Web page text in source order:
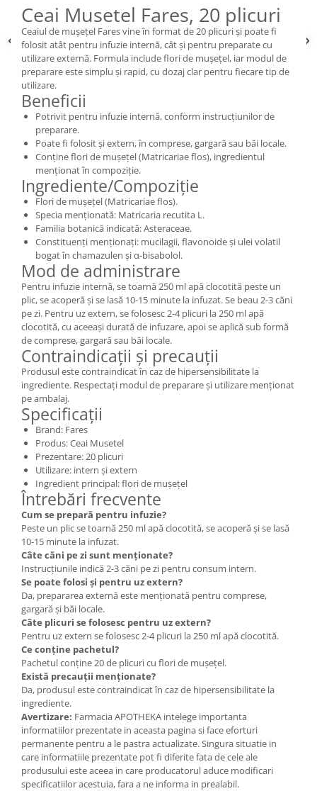
Ceai Musetel Fares, 20 plicuri
Ceaiul de mușețel Fares vine în format de 20 plicuri și poate fi
folosit atât pentru infuzie internă, cât și pentru preparate cu
utilizare externă. Formula include flori de mușețel, iar modul de
preparare este simplu și rapid, cu dozaj clar pentru fiecare tip de
utilizare.
Beneficii
Potrivit pentru infuzie internă, conform instrucțiunilor de
preparare.
Poate fi folosit și extern, în comprese, gargară sau băi locale.
Conține flori de mușețel (Matricariae flos), ingredientul
menționat în compoziție.
Ingrediente/Compoziție
Flori de mușețel (Matricariae flos).
Specia menționată: Matricaria recutita L.
Familia botanică indicată: Asteraceae.
Constituenți menționați: mucilagii, flavonoide și ulei volatil
bogat în chamazulen și α-bisabolol.
Mod de administrare
Pentru infuzie internă, se toarnă 250 ml apă clocotită peste un
plic, se acoperă și se lasă 10-15 minute la infuzat. Se beau 2-3 căni
pe zi. Pentru uz extern, se folosesc 2-4 plicuri la 250 ml apă
clocotită, cu aceeași durată de infuzare, apoi se aplică sub formă
de comprese, gargară sau băi locale.
Contraindicații și precauții
Produsul este contraindicat în caz de hipersensibilitate la
ingrediente. Respectați modul de preparare și utilizare menționat
pe ambalaj.
Specificații
Brand: Fares
Produs: Ceai Musetel
Prezentare: 20 plicuri
Utilizare: intern și extern
Ingredient principal: flori de mușețel
Întrebări frecvente
Cum se prepară pentru infuzie?
Peste un plic se toarnă 250 ml apă clocotită, se acoperă și se lasă
10-15 minute la infuzat.
Câte căni pe zi sunt menționate?
Instrucțiunile indică 2-3 căni pe zi pentru consum intern.
Se poate folosi și pentru uz extern?
Da, prepararea externă este menționată pentru comprese,
gargară și băi locale.
Câte plicuri se folosesc pentru uz extern?
Pentru uz extern se folosesc 2-4 plicuri la 250 ml apă clocotită.
Ce conține pachetul?
Pachetul conține 20 de plicuri cu flori de mușețel.
Există precauții menționate?
Da, produsul este contraindicat în caz de hipersensibilitate la
ingrediente.
Avertizare: Farmacia APOTHEKA intelege importanta
informatiilor prezentate in aceasta pagina si face eforturi
permanente pentru a le pastra actualizate. Singura situatie in
care informatiile prezentate pot fi diferite fata de cele ale
produsului este aceea in care producatorul aduce modificari
specificatiilor acestuia, fara a ne informa in prealabil.